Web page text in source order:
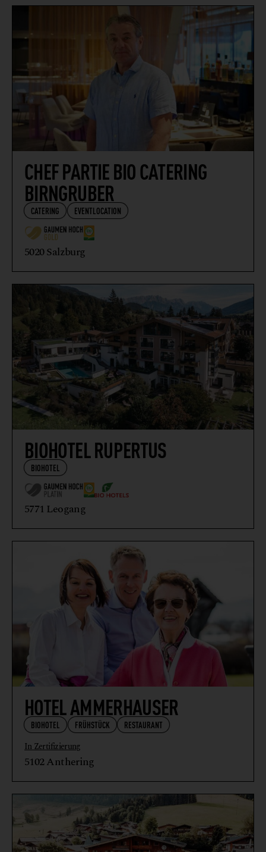
WIRTSHAUS
CHEF PARTIE BIO CATERING
BIRNGRUBER
CATERING EVENTLOCATION
5020 Salzburg
BIOHOTEL RUPERTUS
BIOHOTEL
5771 Leogang
HOTEL AMMERHAUSER
BIOHOTEL FRÜHSTÜCK RESTAURANT
In Zertifizierung
5102 Anthering